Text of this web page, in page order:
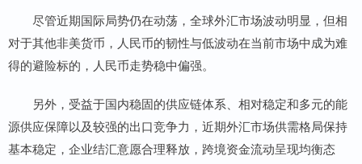
尽管近期国际局势仍在动荡，全球外汇市场波动明显，但相
对于其他非美货币，人民币的韧性与低波动在当前市场中成为难
得的避险标的，人民币走势稳中偏强。
另外，受益于国内稳固的供应链体系、相对稳定和多元的能
源供应保障以及较强的出口竞争力，近期外汇市场供需格局保持
基本稳定，企业结汇意愿合理释放，跨境资金流动呈现均衡态